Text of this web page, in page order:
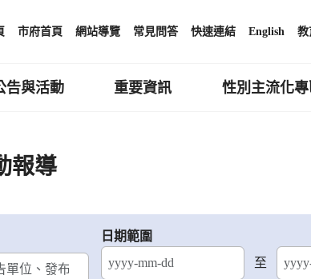
市府首頁 網站導覽 常見問答 快速連結 English 教
告與活動 重要資訊 性別主流化
報導
日期範圍
至
結束日期